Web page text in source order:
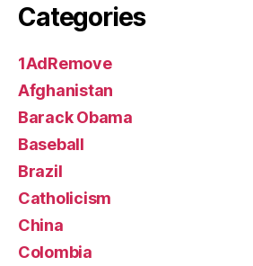
Categories
1AdRemove
Afghanistan
Barack Obama
Baseball
Brazil
Catholicism
China
Colombia